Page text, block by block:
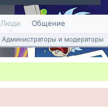
Люди Общение
Администраторы и модераторы